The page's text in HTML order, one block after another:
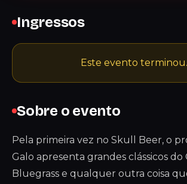
Sobre o evento
Pela primeira vez no Skull Beer, o
Galo apresenta grandes clássicos
Bluegrass e qualquer outra coisa
Ingressos
Este evento terminou.